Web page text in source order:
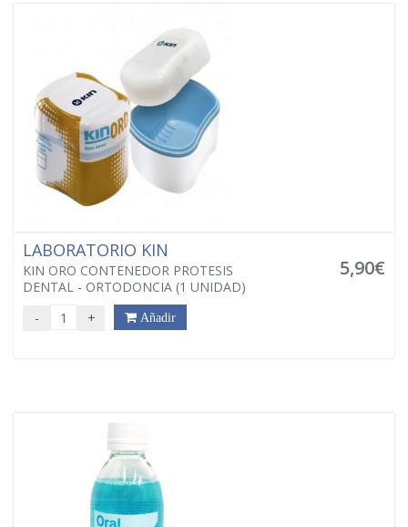
LABORATORIO KIN
KIN ORO CONTENEDOR PROTESIS
DENTAL - ORTODONCIA (1 UNIDAD)
5,90€
- + Añadir